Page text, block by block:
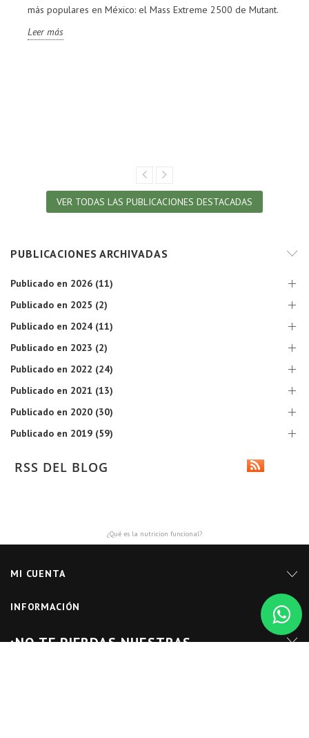
más populares en México: el Mass Extreme 2500 de Mutant.
Leer más
VER TODAS LAS PUBLICACIONES DESTACADAS
PUBLICACIONES ARCHIVADAS
Publicado en 2026 (11)
Publicado en 2025 (2)
Publicado en 2024 (11)
Publicado en 2023 (2)
Publicado en 2022 (24)
Publicado en 2021 (13)
Publicado en 2020 (30)
Publicado en 2019 (59)
RSS DEL BLOG
¿Qué es la nutricion funcional?
MI CUENTA
INFORMACIÓN
¡NO TE PIERDAS NUESTRAS